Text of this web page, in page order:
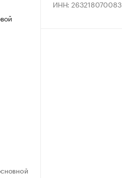
ИНН: 263218070083